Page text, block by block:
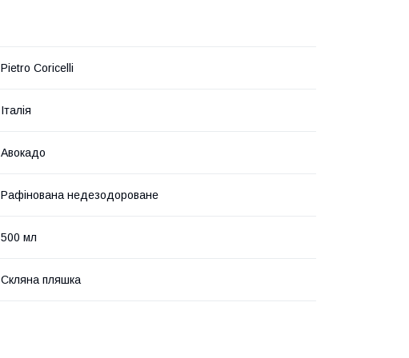
Pietro Coricelli
Італія
Авокадо
Рафінована недезодороване
500 мл
Скляна пляшка